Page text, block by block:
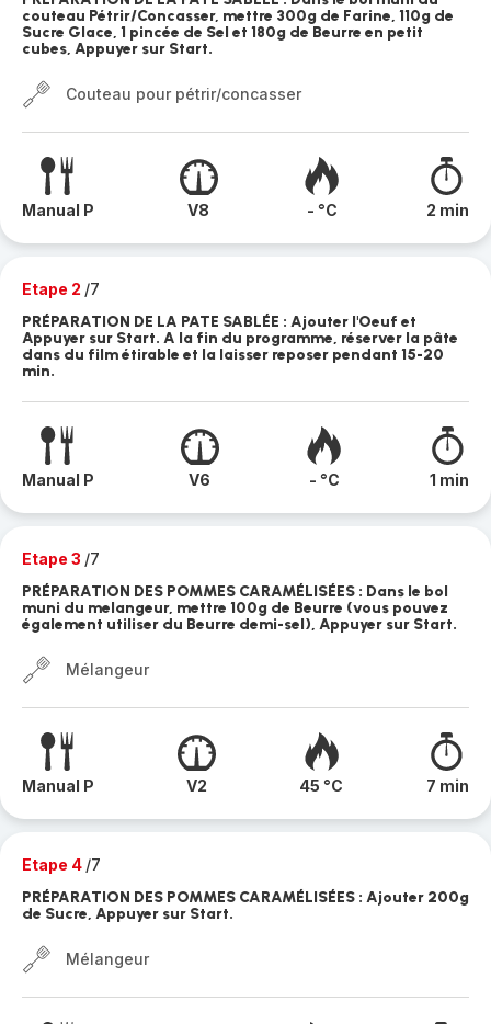
couteau Pétrir/Concasser, mettre 300g de Farine, 110g de
Sucre Glace, 1 pincée de Sel et 180g de Beurre en petit
cubes, Appuyer sur Start.
Couteau pour pétrir/concasser
Manual P V8 - °C 2 min
Etape 2 /7
PRÉPARATION DE LA PATE SABLÉE : Ajouter l'Oeuf et
Appuyer sur Start. A la fin du programme, réserver la pâte
dans du film étirable et la laisser reposer pendant 15-20
min.
Manual P V6 - °C 1 min
Etape 3 /7
PRÉPARATION DES POMMES CARAMÉLISÉES : Dans le bol
muni du melangeur, mettre 100g de Beurre (vous pouvez
également utiliser du Beurre demi-sel), Appuyer sur Start.
Mélangeur
Manual P V2 45 °C 7 min
Etape 4 /7
PRÉPARATION DES POMMES CARAMÉLISÉES : Ajouter 200g
de Sucre, Appuyer sur Start.
Mélangeur